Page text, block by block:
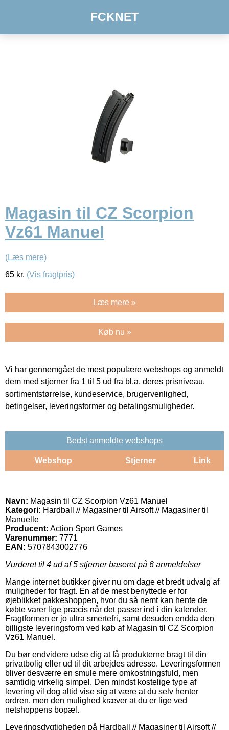
FCKNET
Magasin til CZ Scorpion
Vz61 Manuel
(Læs mere)
65 kr. (Vis fragtpris)
Læs mere »
Køb nu »
Vi har gennemgået de mest populære webshops og anmeldt
dem med stjerner fra 1 til 5 ud fra bl.a. deres prisniveau,
sortimentstørrelse, kundeservice, brugervenlighed,
betingelser, leveringsformer og betalingsmuligheder.
Bedst anmeldte webshops
Webshop Stjerner Link
Navn: Magasin til CZ Scorpion Vz61 Manuel
Kategori: Hardball // Magasiner til Airsoft // Magasiner til
Manuelle
Producent: Action Sport Games
Varenummer: 7771
EAN: 5707843002776
Vurderet til 4 ud af 5 stjerner baseret på 6 anmeldelser
Mange internet butikker giver nu om dage et bredt udvalg af
muligheder for fragt. En af de mest benyttede er for
øjeblikket pakkeshoppen, hvor du så nemt kan hente de
købte varer lige præcis når det passer ind i din kalender.
Fragtformen er jo ultra smertefri, samt desuden endda den
billigste leveringsform ved køb af Magasin til CZ Scorpion
Vz61 Manuel.
Du bør endvidere udse dig at få produkterne bragt til din
privatbolig eller ud til dit arbejdes adresse. Leveringsformen
bliver desværre en smule mere omkostningsfuld, men
samtidig virkelig simpel. Den mindst kostelige type af
levering vil dog altid vise sig at være at du selv henter
ordren, men den mulighed kræver at du er lige ved
netshoppens bopæl.
Leveringsdygtigheden på Hardball // Magasiner til Airsoft //